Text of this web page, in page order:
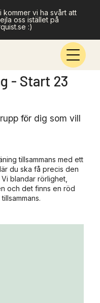
- Start 23
för dig som vill
tillsammans med ett
du ska få precis den
blandar rörlighet,
och det finns en röd
vi ha svårt att
oss istället på
:)